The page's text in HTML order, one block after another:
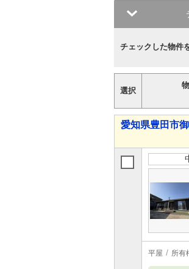
チェックした物件
選択
愛知県豊田市
平屋 所有